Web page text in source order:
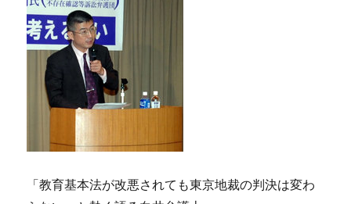
「教育基本法が改悪されても東京地裁の判決は変わ